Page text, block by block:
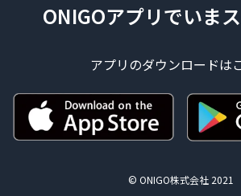
ONIGOアプリでいま
アプリのダウンロードは
© ONIGO株式会社 2021